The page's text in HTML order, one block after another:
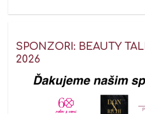
SPONZORI: BEAUTY
2026